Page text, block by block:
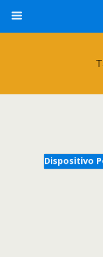
Dispositivo